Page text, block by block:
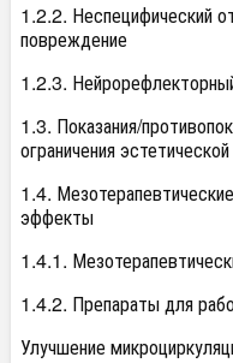
1.2.2. Неспецифический
повреждение
1.2.3.
1.3. Показания/
ограничения
1.4.
эффекты
1.4.1.
1.4.2. Препараты для
Улучшение